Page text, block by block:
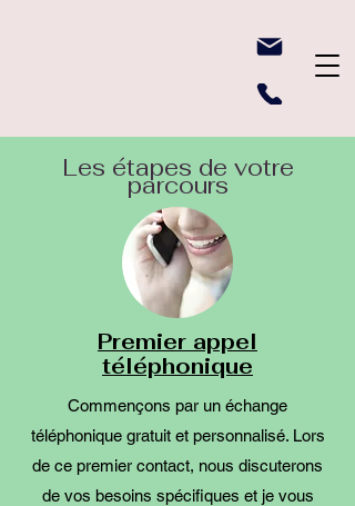
Les étapes de votre
parcours
Premier appel
téléphonique
Commençons par un échange
téléphonique gratuit et personnalisé. Lors
de ce premier contact, nous discuterons
de vos besoins spécifiques et je vous